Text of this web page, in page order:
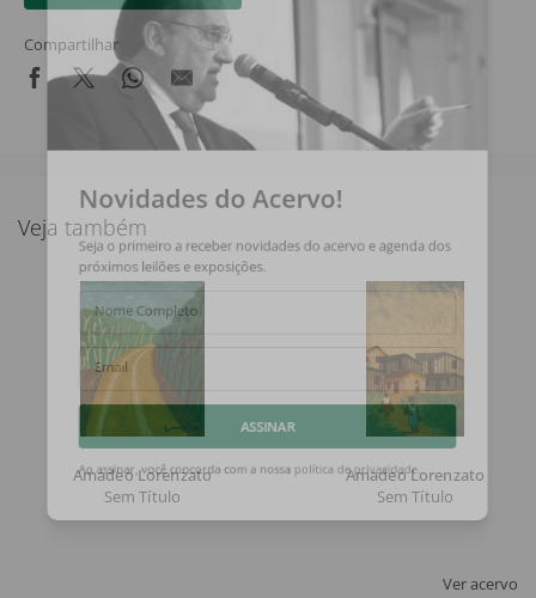
Compartilhar
Veja também
Amadeo Lorenzato
Sem Título
Amadeo Lorenzato
Sem Título
Ver acervo
Novidades do Acervo!
Seja o primeiro a receber novidades do acervo e agenda dos
próximos leilões e exposições.
Nome Completo
Email
ASSINAR
Ao assinar, você concorda com a nossa política de privacidade.